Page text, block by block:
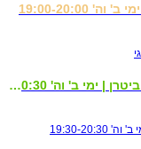
2026 קרב מגע נערות/בוגרות - סנסאי ליאור ביטרן | ימי ב' וה' 19:30-20:30